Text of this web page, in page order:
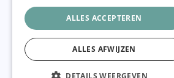
gesprek aan.
ALLES ACCEPTEREN
ALLES AFWIJZEN
DETAILS WEERGEVEN